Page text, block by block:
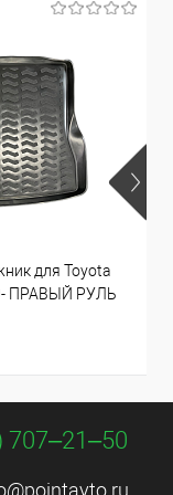
для Toyota
ПРАВЫЙ РУЛЬ
707‒21‒50